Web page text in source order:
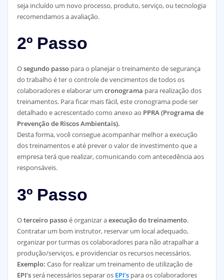
seja incluído um novo processo, produto, serviço, ou tecnologia
recomendamos a avaliação.
2º Passo
Osegundo passo para o planejar o treinamento de segurança
do trabalho é ter o controle de vencimentos de todos os
colaboradores e elaborar um cronograma para realização dos
treinamentos. Para ficar mais fácil, este cronograma pode ser
detalhado e acrescentado como anexo ao PPRA(Programa de
Prevenção de Riscos Ambientais).
Desta forma, você consegue acompanhar melhor a execução
dos treinamentos e até prever o valor de investimento que a
empresa terá que realizar, comunicando com antecedência aos
responsáveis.
3º Passo
Oterceiro passoé organizar aexecução do treinamento.
Contratar um bom instrutor, reservar um local adequado,
organizar por turmas os colaboradores para não atrapalhar a
produção/serviços, e providenciar os recursos necessários.
Exemplo: Caso for realizar um treinamento de utilização de
EPI’sserá necessários separar os EPI’spara os colaboradores